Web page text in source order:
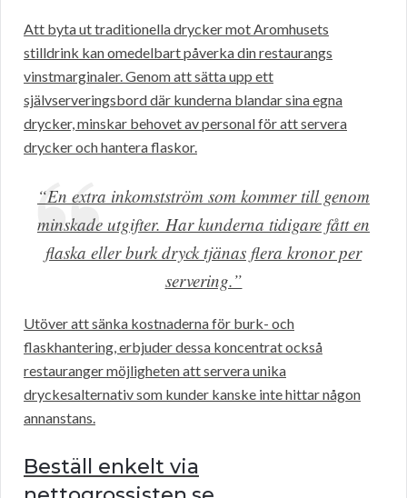
Att byta ut traditionella drycker mot Aromhusets
stilldrink kan omedelbart påverka din restaurangs
vinstmarginaler. Genom att sätta upp ett
självserveringsbord där kunderna blandar sina egna
drycker, minskar behovet av personal för att servera
drycker och hantera flaskor.
“En extra inkomstström som kommer till genom
minskade utgifter. Har kunderna tidigare fått en
flaska eller burk dryck tjänas flera kronor per
servering.”
Utöver att sänka kostnaderna för burk- och
flaskhantering, erbjuder dessa koncentrat också
restauranger möjligheten att servera unika
dryckesalternativ som kunder kanske inte hittar någon
annanstans.
Beställ enkelt via